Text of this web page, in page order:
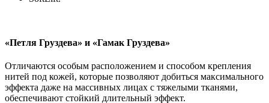
«Петля Груздева» и «Гамак Груздева»
Отличаются особым расположением и способом крепления
нитей под кожей, которые позволяют добиться максимального
эффекта даже на массивных лицах с тяжелыми тканями,
обеспечивают стойкий длительный эффект.